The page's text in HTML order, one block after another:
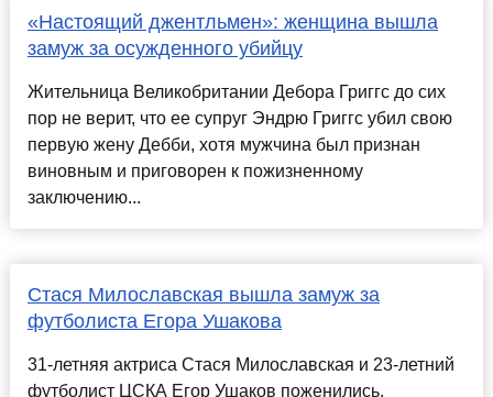
«Настоящий джентльмен»: женщина вышла
замуж за осужденного убийцу
Жительница Великобритании Дебора Григгс до сих
пор не верит, что ее супруг Эндрю Григгс убил свою
первую жену Дебби, хотя мужчина был признан
виновным и приговорен к пожизненному
заключению...
Стася Милославская вышла замуж за
футболиста Егора Ушакова
31-летняя актриса Стася Милославская и 23-летний
футболист ЦСКА Егор Ушаков поженились.